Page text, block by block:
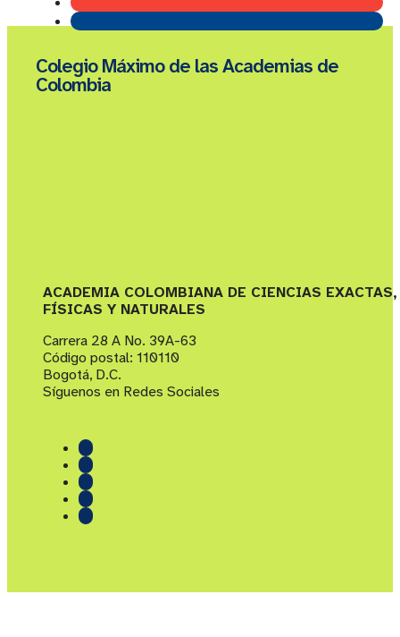
Colegio Máximo de las Academias de
Colombia
ACADEMIA COLOMBIANA DE CIENCIAS EXACTAS,
FÍSICAS Y NATURALES
Carrera 28 A No. 39A-63
Código postal: 110110
Bogotá, D.C.
Síguenos en Redes Sociales